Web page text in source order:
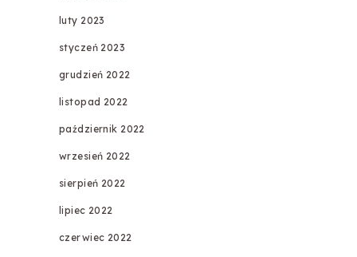
luty 2023
styczeń 2023
grudzień 2022
listopad 2022
październik 2022
wrzesień 2022
sierpień 2022
lipiec 2022
czerwiec 2022